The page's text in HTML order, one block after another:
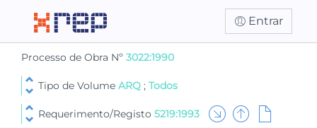
Entrar
Processo de Obra Nº 3022:1990
Tipo de Volume ARQ ; Todos
Requerimento/Registo 5219:1993